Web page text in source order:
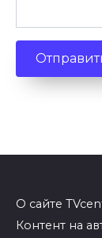
О сайте
Контент на